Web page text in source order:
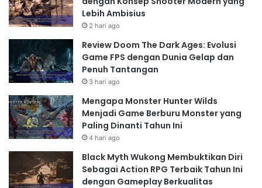
Lebih Ambisius
2 hari ago
Review Doom The Dark Ages: Evolusi
Game FPS dengan Dunia Gelap dan
Penuh Tantangan
3 hari ago
Mengapa Monster Hunter Wilds
Menjadi Game Berburu Monster yang
Paling Dinanti Tahun Ini
4 hari ago
Black Myth Wukong Membuktikan Diri
Sebagai Action RPG Terbaik Tahun Ini
dengan Gameplay Berkualitas